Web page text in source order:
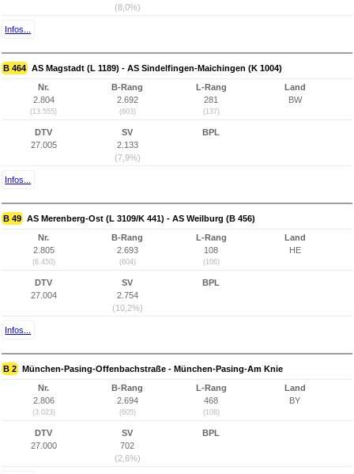
(8,0%)
Infos...
B 464 AS Magstadt (L 1189) - AS Sindelfingen-Maichingen (K 1004)
Nr.
2.804
(13.555)
B-Rang
2.692
(603)
L-Rang
281
(137)
Land
BW
DTV
27.005
SV
2.133
(7,9%)
BPL
Infos...
B 49 AS Merenberg-Ost (L 3109/K 441) - AS Weilburg (B 456)
Nr.
2.805
(6.450)
B-Rang
2.693
(604)
L-Rang
108
(106)
Land
HE
DTV
27.004
SV
2.754
(10,2%)
BPL
Infos...
B 2 München-Pasing-Offenbachstraße - München-Pasing-Am Knie
Nr.
2.806
(3.023)
B-Rang
2.694
(605)
L-Rang
468
(108)
Land
BY
DTV
27.000
SV
702
(2,6%)
BPL